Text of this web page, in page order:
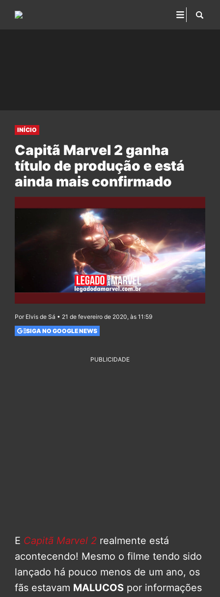
INÍCIO
Capitã Marvel 2 ganha
título de produção e está
ainda mais confirmado
Por Elvis de Sá • 21 de fevereiro de 2020, às 11:59
SIGA NO GOOGLE NEWS
PUBLICIDADE
E Capitã Marvel 2 realmente está
acontecendo! Mesmo o filme tendo sido
lançado há pouco menos de um ano, os
fãs estavam MALUCOS por informações